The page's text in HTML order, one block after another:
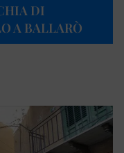
DI
A BALLARÒ